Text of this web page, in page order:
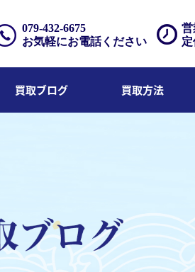
営
079-432-6675
お気軽にお電話ください
買取ブログ 買取方法